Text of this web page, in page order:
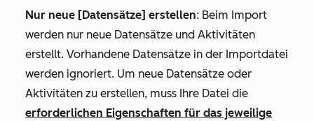
Nur neue [Datensätze] erstellen: Beim Import
werden nur neue Datensätze und Aktivitäten
erstellt. Vorhandene Datensätze in der Importdatei
werden ignoriert. Um neue Datensätze oder
Aktivitäten zu erstellen, muss Ihre Datei die
erforderlichen Eigenschaften für das jeweilige